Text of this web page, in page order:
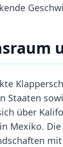
Staaten
über
Mexiko.